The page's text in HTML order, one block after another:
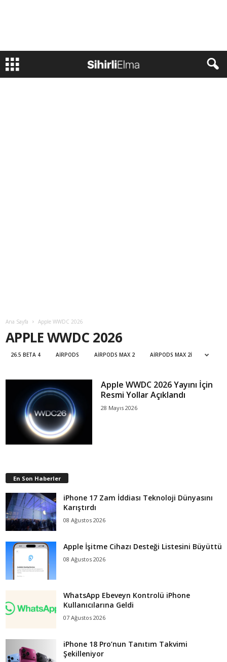
Ana Sayfa Apple WWDC 2026
APPLE WWDC 2026
26.5 BETA 4 AIRPODS AIRPODS MAX 2 AIRPODS MAX 2I
Apple WWDC 2026 Yayını İçin
Resmi Yollar Açıklandı
28 Mayıs 2026
En Son Haberler
iPhone 17 Zam İddiası Teknoloji Dünyasını
Karıştırdı
08 Ağustos 2026
Apple İşitme Cihazı Desteği Listesini Büyüttü
08 Ağustos 2026
WhatsApp Ebeveyn Kontrolü iPhone
Kullanıcılarına Geldi
07 Ağustos 2026
iPhone 18 Pro’nun Tanıtım Takvimi
Şekilleniyor